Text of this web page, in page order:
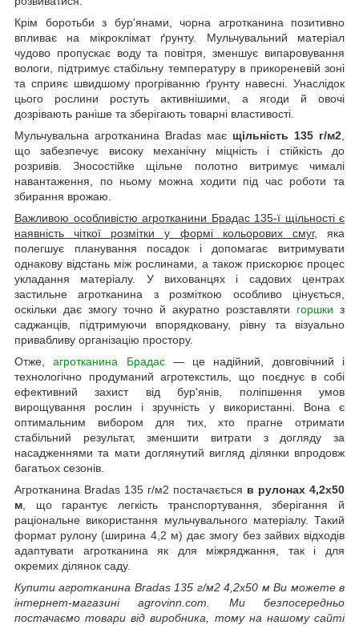
Крім боротьби з бур'янами, чорна агротканина позитивно
впливає на мікроклімат ґрунту. Мульчувальний матеріал
чудово пропускає воду та повітря, зменшує випаровування
вологи, підтримує стабільну температуру в прикореневій зоні
та сприяє швидшому прогріванню ґрунту навесні. Унаслідок
цього рослини ростуть активнішими, а ягоди й овочі
дозрівають раніше та зберігають товарні властивості.
Мульчувальна агротканина Bradas має щільність 135 г/м2
що забезпечує високу механічну міцність і стійкість до
розривів. Зносостійке щільне полотно витримує чималі
навантаження, по ньому можна ходити під час роботи та
збирання врожаю.
Важливою особливістю агротканини Брадас 135-ї щільності є
наявність чіткої розмітки у формі кольорових смуг, яка
полегшує планування посадок і допомагає витримувати
однакову відстань між рослинами, а також прискорює процес
укладання матеріалу. У вихованцях і садових центрах
застильне агротканина з розміткою особливо цінується,
оскільки дає змогу точно й акуратно розставляти горшки з
саджанців, підтримуючи впорядковану, рівну та візуально
привабливу організацію простору.
Отже,агротканина Брадас— це надійний, довговічний і
технологічно продуманий агротекстиль, що поєднує в собі
ефективний захист від бур'янів, поліпшення умов
вирощування рослин і зручність у використанні. Вона є
оптимальним вибором для тих, хто прагне отримати
стабільний результат, зменшити витрати з догляду за
насадженнями та мати доглянутий вигляд ділянки впродовж
багатьох сезонів.
Агротканина Bradas 135 г/м2 постачається в рулонах 4,2х50
м , що гарантує легкість транспортування, зберігання й
раціональне використання мульчувального матеріалу. Такий
формат рулону (ширина 4,2 м) дає змогу без зайвих відходів
адаптувати агротканина як для міжряджання, так і для
окремих ділянок саду.
Купити агротканина Bradas 135 г/м2 4,2х50 м Ви можете в
інтернет-магазині agrovinn.com. Ми безпосередньо
постачаємо товари від виробника, тому на нашому сайті